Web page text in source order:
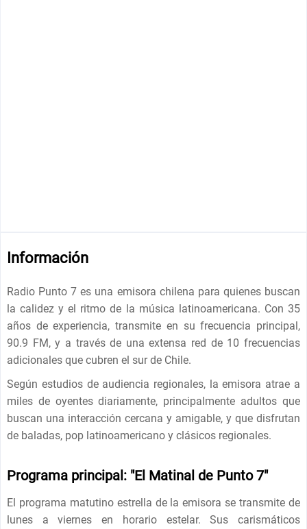
Información
Radio Punto 7 es una emisora ​​chilena para quienes buscan
la calidez y el ritmo de la música latinoamericana. Con 35
años de experiencia, transmite en su frecuencia principal,
90.9 FM, y a través de una extensa red de 10 frecuencias
adicionales que cubren el sur de Chile.
Según estudios de audiencia regionales, la emisora ​​atrae a
miles de oyentes diariamente, principalmente adultos que
buscan una interacción cercana y amigable, y que disfrutan
de baladas, pop latinoamericano y clásicos regionales.
Programa principal: "El Matinal de Punto 7"
El programa matutino estrella de la emisora ​​se transmite de
lunes a viernes en horario estelar. Sus carismáticos